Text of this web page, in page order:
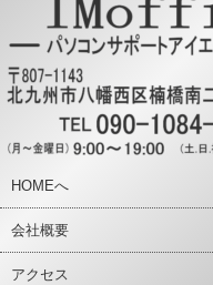
HOMEへ
会社概要
アクセス